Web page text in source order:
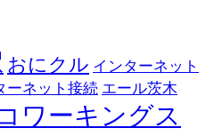
おにクル インターネット
ーネット接続 エール茨木
ワーキングス